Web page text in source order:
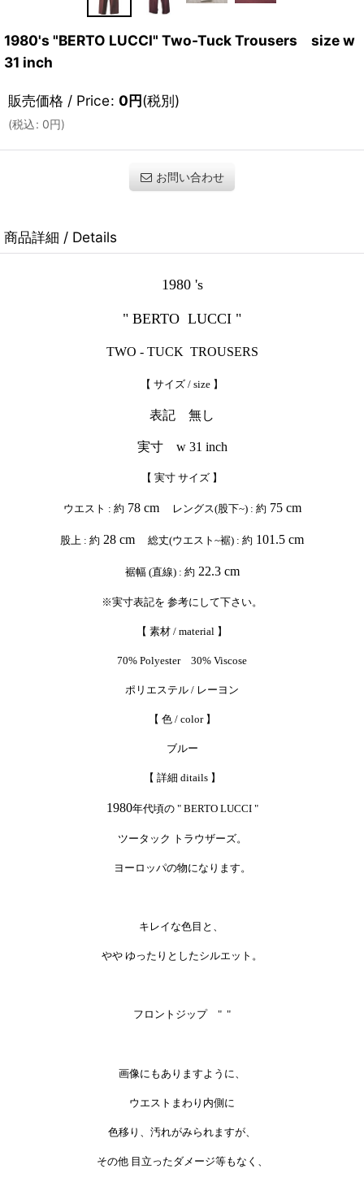
1980's "BERTO LUCCI" Two-Tuck Trousers size w
31 inch
販売価格 / Price: 0円(税別)
(税込: 0円)
お問い合わせ
商品詳細 / Details
1980 's
" BERTO LUCCI "
TWO - TUCK TROUSERS
【 サイズ / size 】
表記 無し
実寸 w 31 inch
【 実寸 サイズ 】
ウエスト : 約 78 cm レングス(股下~) : 約 75 cm
股上 : 約 28 cm 総丈(ウエスト~裾) : 約 101.5 cm
裾幅 (直線) : 約 22.3 cm
※実寸表記を 参考にして下さい。
【 素材 / material 】
70% Polyester 30% Viscose
ポリエステル / レーヨン
【 色 / color 】
ブルー
【 詳細 ditails 】
1980年代頃の " BERTO LUCCI "
ツータック トラウザーズ。
ヨーロッパの物になります。
キレイな色目と、
やや ゆったりとしたシルエット。
フロントジップ " "
画像にもありますように、
ウエストまわり内側に
色移り、汚れがみられますが、
その他 目立ったダメージ等もなく、